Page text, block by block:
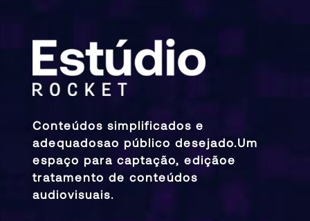
Conteúdos simplificados e
adequadosao público desejado.Um
espaço para captação, ediçãoe
tratamento de conteúdos
audiovisuais.